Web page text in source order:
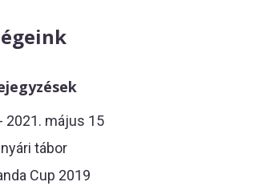
2021. május 15
tábor
Cup 2019